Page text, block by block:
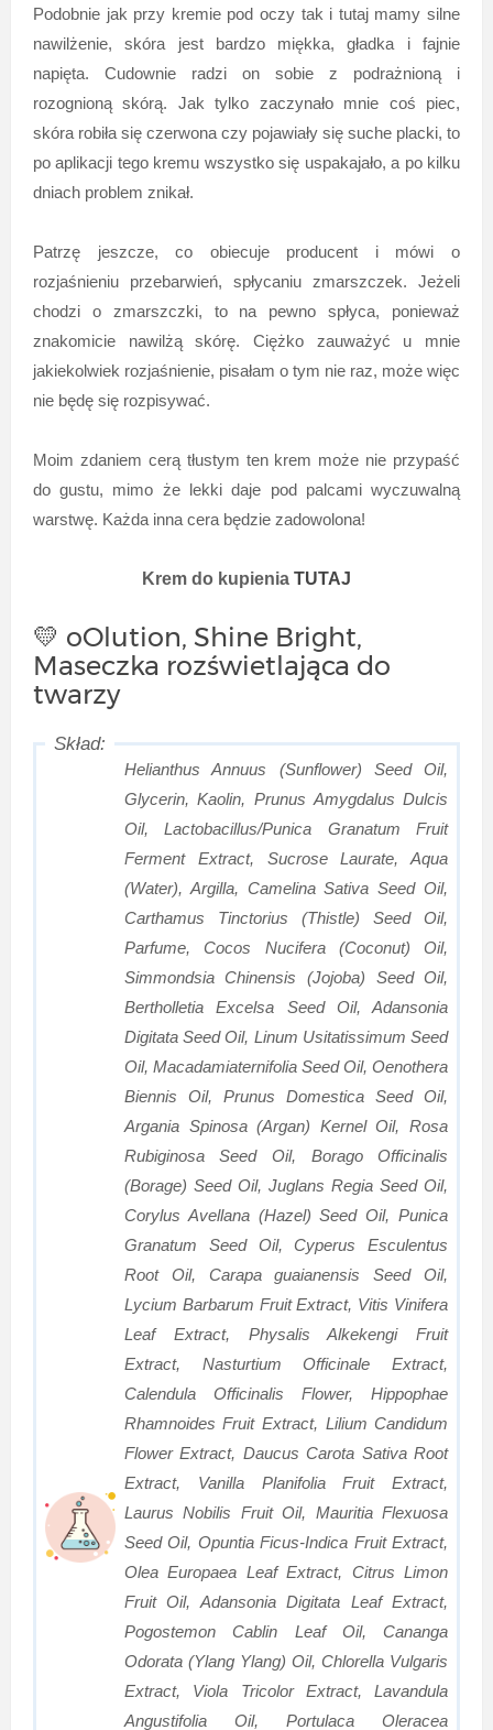
Podobnie jak przy kremie pod oczy tak i tutaj mamy silne
nawilżenie, skóra jest bardzo miękka, gładka i fajnie
napięta. Cudownie radzi on sobie z podrażnioną i
rozognioną skórą. Jak tylko zaczynało mnie coś piec,
skóra robiła się czerwona czy pojawiały się suche placki, to
po aplikacji tego kremu wszystko się uspakajało, a po kilku
dniach problem znikał.
Patrzę jeszcze, co obiecuje producent i mówi o
rozjaśnieniu przebarwień, spłycaniu zmarszczek. Jeżeli
chodzi o zmarszczki, to na pewno spłyca, ponieważ
znakomicie nawilżą skórę. Ciężko zauważyć u mnie
jakiekolwiek rozjaśnienie, pisałam o tym nie raz, może więc
nie będę się rozpisywać.
Moim zdaniem cerą tłustym ten krem może nie przypaść
do gustu, mimo że lekki daje pod palcami wyczuwalną
warstwę. Każda inna cera będzie zadowolona!
Krem do kupienia TUTAJ
💛 oOlution, Shine Bright,
Maseczka rozświetlająca do
twarzy
Helianthus Annuus (Sunflower) Seed Oil,
Glycerin, Kaolin, Prunus Amygdalus Dulcis
Oil, Lactobacillus/Punica Granatum Fruit
Ferment Extract, Sucrose Laurate, Aqua
(Water), Argilla, Camelina Sativa Seed Oil,
Carthamus Tinctorius (Thistle) Seed Oil,
Parfume, Cocos Nucifera (Coconut) Oil,
Simmondsia Chinensis (Jojoba) Seed Oil,
Bertholletia Excelsa Seed Oil, Adansonia
Digitata Seed Oil, Linum Usitatissimum Seed
Oil, Macadamiaternifolia Seed Oil, Oenothera
Biennis Oil, Prunus Domestica Seed Oil,
Argania Spinosa (Argan) Kernel Oil, Rosa
Rubiginosa Seed Oil, Borago Officinalis
(Borage) Seed Oil, Juglans Regia Seed Oil,
Corylus Avellana (Hazel) Seed Oil, Punica
Granatum Seed Oil, Cyperus Esculentus
Root Oil, Carapa guaianensis Seed Oil,
Lycium Barbarum Fruit Extract, Vitis Vinifera
Leaf Extract, Physalis Alkekengi Fruit
Extract, Nasturtium Officinale Extract,
Calendula Officinalis Flower, Hippophae
Rhamnoides Fruit Extract, Lilium Candidum
Flower Extract, Daucus Carota Sativa Root
Extract, Vanilla Planifolia Fruit Extract,
Laurus Nobilis Fruit Oil, Mauritia Flexuosa
Seed Oil, Opuntia Ficus-Indica Fruit Extract,
Olea Europaea Leaf Extract, Citrus Limon
Fruit Oil, Adansonia Digitata Leaf Extract,
Pogostemon Cablin Leaf Oil, Cananga
Odorata (Ylang Ylang) Oil, Chlorella Vulgaris
Extract, Viola Tricolor Extract, Lavandula
Angustifolia Oil, Portulaca Oleracea